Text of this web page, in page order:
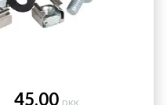
45,00 DKK